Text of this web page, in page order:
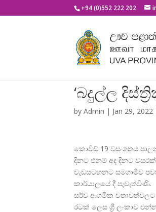
+94 (0)552 222 202
‘බදුල්ල
byAdmin | Jan 29, 2022
කොවිඩ් 19 වසංගතය
දිනට එනම් අද දිනට
වැඩසටහනට සමගාමීව
කාර්යාලයේ දී පැවැත්විණි.
සර්ව ආගමික වතාවත්වලට
රටක් ලෙස ශ් රී ලංකාව